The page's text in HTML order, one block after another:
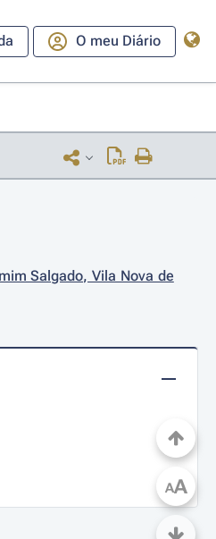
O meu Diário
Salgado, Vila Nova de
AA